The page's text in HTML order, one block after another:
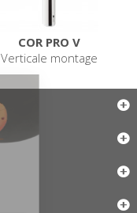
COR PRO V
Verticale montage